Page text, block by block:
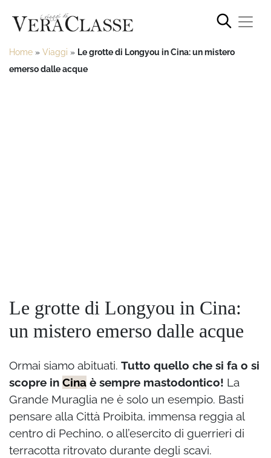
Home » Viaggi » Le grotte di Longyou in Cina: un mistero
emerso dalle acque
Le grotte di Longyou in Cina:
un mistero emerso dalle acque
Ormai siamo abituati. Tutto quello che si fa o si
scopre in Cina è sempre mastodontico! La
Grande Muraglia ne è solo un esempio. Basti
pensare alla Città Proibita, immensa reggia al
centro di Pechino, o all’esercito di guerrieri di
terracotta ritrovato durante degli scavi.